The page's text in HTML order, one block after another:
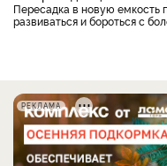
Пересадка в новую емкость помогает растениям комфортно
развиваться и бороться с
РЕКЛАМА